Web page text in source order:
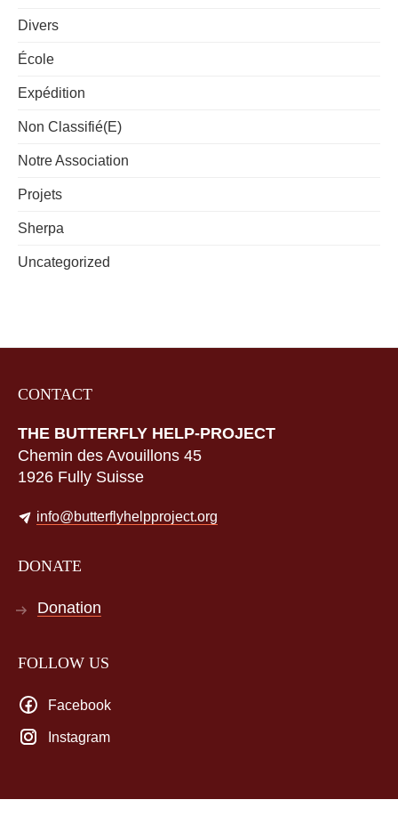
Divers
École
Expédition
Non Classifié(e)
Notre Association
Projets
Sherpa
Uncategorized
CONTACT
THE BUTTERFLY HELP-PROJECT
Chemin des Avouillons 45
1926 Fully Suisse
info@butterflyhelpproject.org
DONATE
Donation
FOLLOW US
Facebook
Instagram